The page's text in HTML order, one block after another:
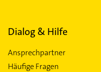
Dialog & Hilfe
Ansprechpartner
Häufige Fragen